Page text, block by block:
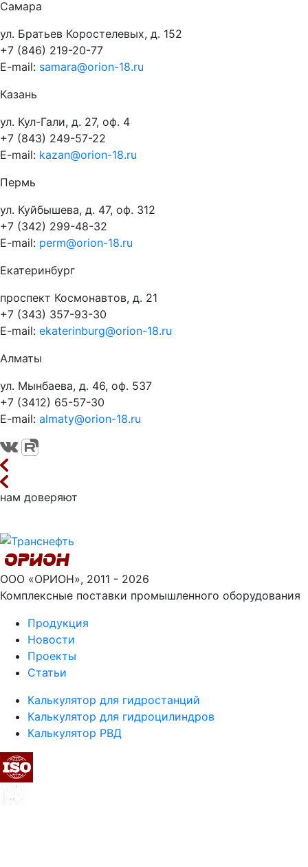
Самара
ул. Братьев Коростелевых, д. 152
+7 (846) 219-20-77
E-mail: samara@orion-18.ru
Казань
ул. Кул-Гали, д. 27, оф. 4
+7 (843) 249-57-22
E-mail: kazan@orion-18.ru
Пермь
ул. Куйбышева, д. 47, оф. 312
+7 (342) 299-48-32
E-mail: perm@orion-18.ru
Екатеринбург
проспект Космонавтов, д. 21
+7 (343) 357-93-30
E-mail: ekaterinburg@orion-18.ru
Алматы
ул. Мынбаева, д. 46, оф. 537
+7 (3412) 65-57-30
E-mail: almaty@orion-18.ru
нам доверяют
ООО «ОРИОН», 2011 - 2026
Комплексные поставки промышленного оборудования
Продукция
Новости
Проекты
Статьи
Калькулятор для гидростанций
Калькулятор для гидроцилиндров
Калькулятор РВД